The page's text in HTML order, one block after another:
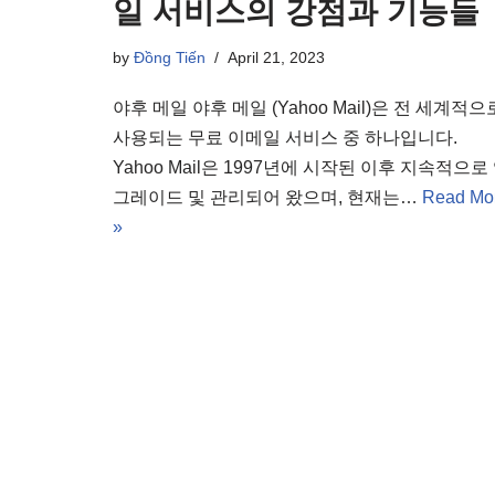
일 서비스의 강점과 기능들
by Đồng Tiến April 21, 2023
야후 메일 야후 메일 (Yahoo Mail)은 전 세계적으
사용되는 무료 이메일 서비스 중 하나입니다.
Yahoo Mail은 1997년에 시작된 이후 지속적으로
그레이드 및 관리되어 왔으며, 현재는… Read
»